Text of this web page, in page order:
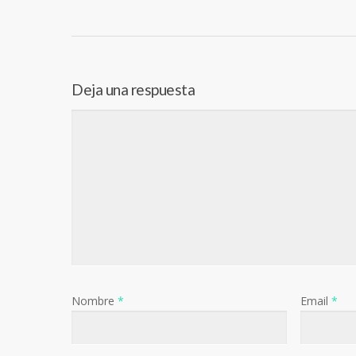
Deja una respuesta
Nombre * Email*